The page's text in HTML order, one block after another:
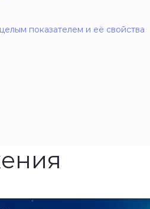
показателем и её свойства